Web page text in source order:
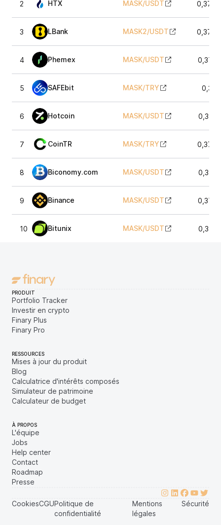
2 HTX MASK/USDT
3 LBank MASK2/USDT
4 Phemex MASK/USDT
5 SAFEbit MASK/TRY
6 Hotcoin MASK/USDT
7 CoinTR MASK/TRY
8 Biconomy.com MASK/USDT
9 Binance MASK/USDT
10 Bitunix MASK/USDT
PRODUIT
Portfolio Tracker
Investir en crypto
Finary Plus
Finary Pro
RESSOURCES
Mises à jour du produit
Blog
Calculatrice d'intérêts composés
Simulateur de patrimoine
Calculateur de budget
À PROPOS
L'équipe
Jobs
Help center
Contact
Roadmap
Presse
CookiesCGUPolitique de
confidentialité
Mentions
légales
Sécurité